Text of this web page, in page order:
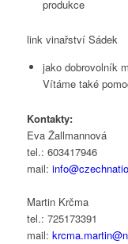
produkce
link vinařství Sádek
jako dobrovolník
Vítáme také
Kontakty:
Eva Žallmannová
tel.: 603417946
mail:
Martin Krčma
tel.: 725173391
mail: